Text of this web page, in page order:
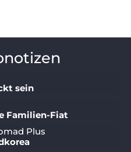
sein
Familien-Fiat
Plus